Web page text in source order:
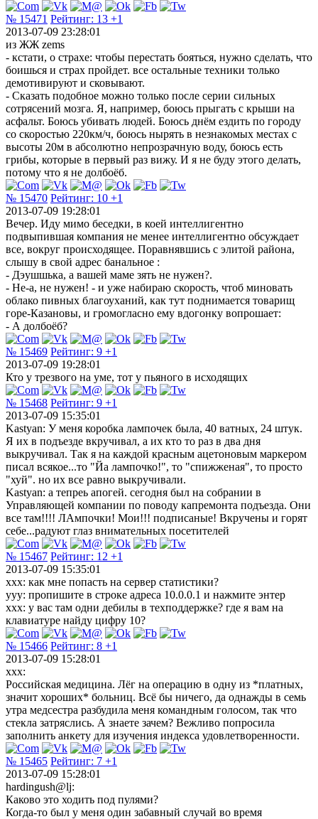
№ 15471 Рейтинг: 13 +1
2013-07-09 23:28:01
из ЖЖ zems
- кстати, о страхе: чтобы перестать бояться, нужно сделать, что
боишься и страх пройдет. все остальные техники только
демотивируют и сковывают.
- Сказать подобное можно только после серии сильных
сотрясений мозга. Я, например, боюсь прыгать с крыши на
асфальт. Боюсь убивать людей. Боюсь днём ездить по городу
со скоростью 220км/ч, боюсь нырять в незнакомых местах с
высоты 20м в абсолютно непрозрачную воду, боюсь есть
грибы, которые в первый раз вижу. И я не буду этого делать,
потому что я не долбоёб.
№ 15470 Рейтинг: 10 +1
2013-07-09 19:28:01
Вечер. Иду мимо беседки, в коей интеллигентно
подвыпившая компания не менее интеллигентно обсуждает
все, вокруг происходящее. Поравнявшись с элитой района,
слышу в свой адрес банальное :
- Дэушшька, а вашей маме зять не нужен?.
- Не-а, не нужен! - и уже набираю скорость, чтоб миновать
облако пивных благоуханий, как тут поднимается товарищ
горе-Казановы, и громогласно ему вдогонку вопрошает:
- А долбоёб?
№ 15469 Рейтинг: 9 +1
2013-07-09 19:28:01
Кто у трезвого на уме, тот у пьяного в исходящих
№ 15468 Рейтинг: 9 +1
2013-07-09 15:35:01
Kastyan: У меня коробка лампочек была, 40 ватных, 24 штук.
Я их в подъезде вкручивал, а их кто то раз в два дня
выкручивал. Так я на каждой красным ацетоновым маркером
писал всякое...то "Йа лампочко!", то "спижженая", то просто
"хуй". но их все равно выкручивали.
Kastyan: а тепреь апогей. сегодня был на собрании в
Управляющей компании по поводу капремонта подъезда. Они
все там!!!! ЛАмпочки! Мои!!! подписаные! Вкручены и горят
себе...радуют глаз внимательных посетителей
№ 15467 Рейтинг: 12 +1
2013-07-09 15:35:01
xxx: как мне попасть на сервер статистики?
yyy: пропишите в строке адреса 10.0.0.1 и нажмите энтер
ххх: у вас там одни дебилы в техподдержке? где я вам на
клавиатуре найду цифру 10?
№ 15466 Рейтинг: 8 +1
2013-07-09 15:28:01
xxx:
Российская медицина. Лёг на операцию в одну из *платных,
значит хороших* больниц. Всё бы ничего, да однажды в семь
утра медсестра разбудила меня командным голосом, так что
стекла затряслись. А знаете зачем? Вежливо попросила
заполнить анкету для изучения индекса удовлетворенности.
№ 15465 Рейтинг: 7 +1
2013-07-09 15:28:01
hardingush@lj:
Каково это ходить под пулями?
Когда-то был у меня один забавный случай во время